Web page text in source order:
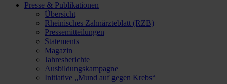
Presse & Publikationen
Übersicht
Rheinisches Zahnärzteblatt (RZB)
Pressemitteilungen
Statements
Magazin
Jahresberichte
Ausbildungskampagne
Initiative „Mund auf gegen Krebs“